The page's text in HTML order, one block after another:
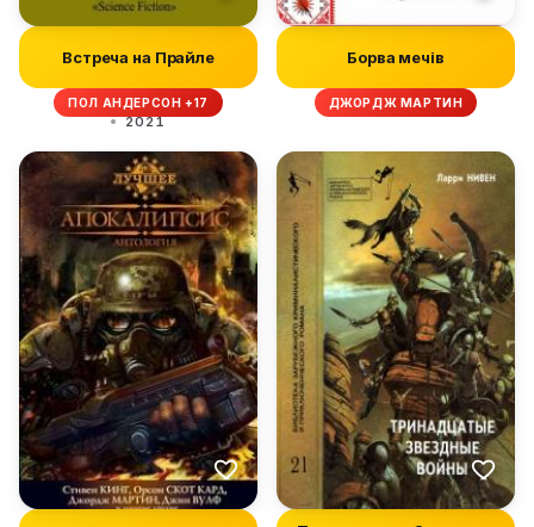
Встреча на Прайле
ПОЛ АНДЕРСОН +17
2021
Борва мечів
ДЖОРДЖ МАРТИН